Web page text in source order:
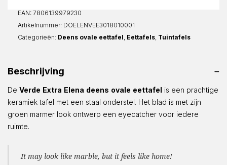
Ovaal
aantal
EAN: 7806139979230
Artikelnummer: DOELENVEE3018010001
Categorieën: Deens ovale eettafel Eettafels Tuintafels
Beschrijving
De Verde Extra Elena deens ovale eettafel is een prachtige
keramiek tafel met een staal onderstel. Het blad is met zijn
groen marmer look ontwerp een eyecatcher voor iedere
ruimte.
It may look like marble, but it feels like home!